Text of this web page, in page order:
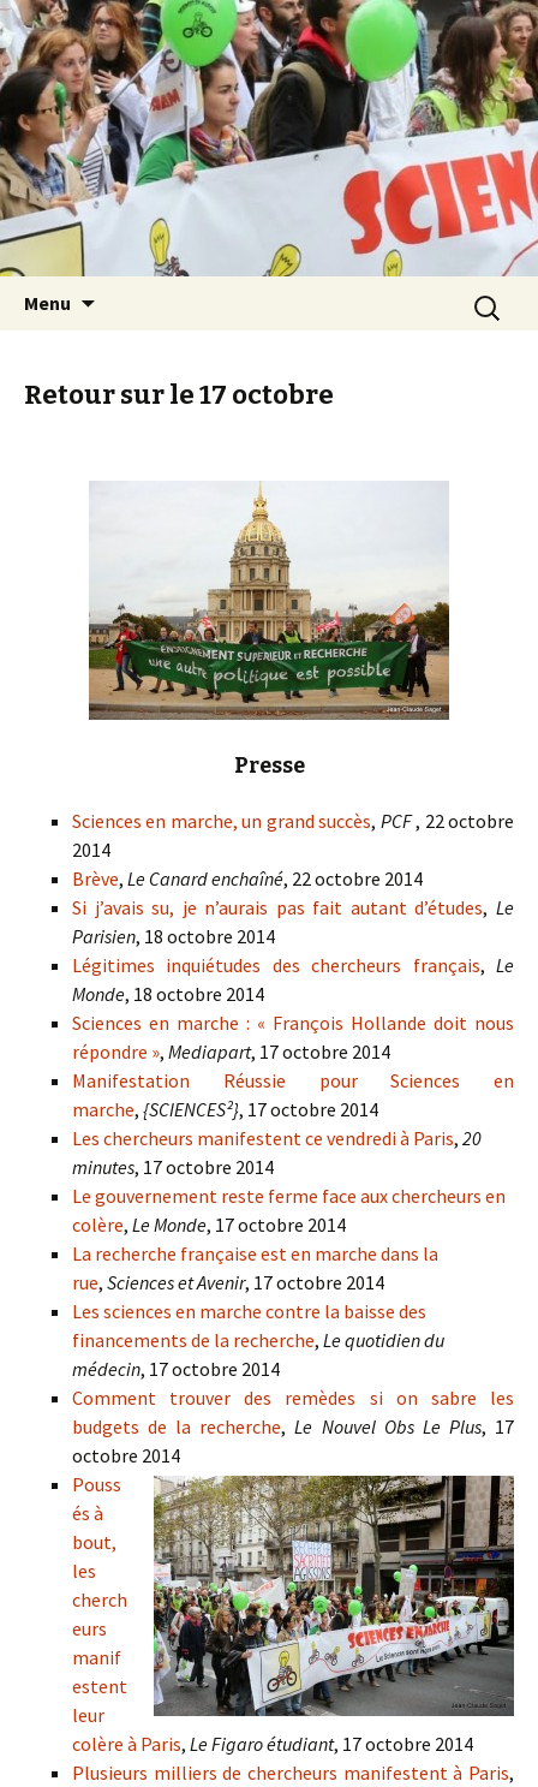
Les Sciences sont notre avenir
Menu
Retour sur le 17 octobre
Presse
Sciences en marche, un grand succès, PCF, 22 octobre
2014
Brève, Le Canard enchaîné, 22 octobre 2014
Si j’avais su, je n’aurais pas fait autant d’études,Le
Parisien, 18 octobre 2014
Légitimes inquiétudes des chercheurs français,Le
Monde, 18 octobre 2014
Sciences en marche : « François Hollande doit nous
répondre », Mediapart, 17 octobre 2014
Manifestation Réussie pour Sciences en
marche, {SCIENCES²}, 17 octobre 2014
Les chercheurs manifestent ce vendredi à Paris, 20
minutes, 17 octobre 2014
Le gouvernement reste ferme face aux chercheurs en
colère, Le Monde, 17 octobre 2014
La recherche française est en marche dans la
rue, Sciences et Avenir, 17 octobre 2014
Les sciences en marche contre la baisse des
financements de la recherche, Le quotidien du
médecin, 17 octobre 2014
Comment trouver des remèdes si on sabre les
budgets de la recherche,Le Nouvel Obs Le Plus, 17
octobre 2014
Pouss
és à
bout,
les
cherch
eurs
manif
estent
leur
colère à Paris, Le Figaro étudiant, 17 octobre 2014
Plusieurs milliers de chercheurs manifestent à Paris,